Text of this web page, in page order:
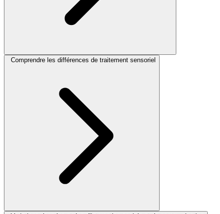
Comprendre les différences de traitement sensoriel